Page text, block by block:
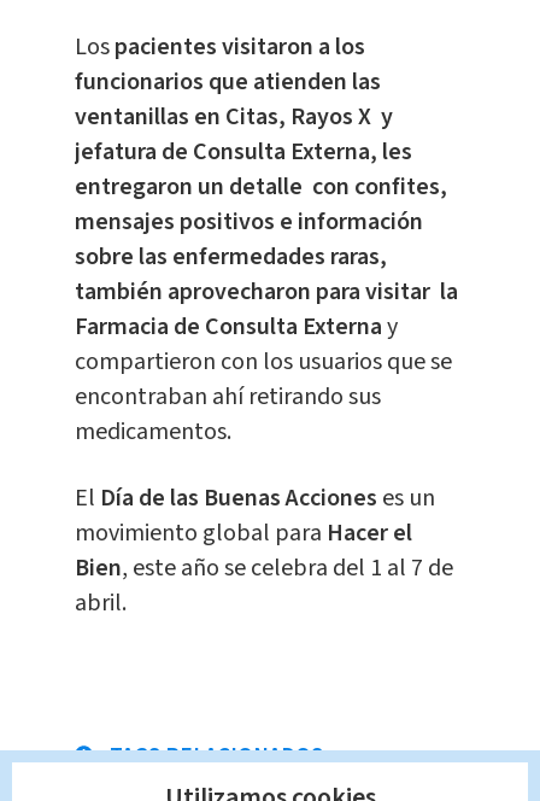
Lospacientes visitaron a los
funcionarios que atienden las
ventanillas en Citas, Rayos X y
jefatura de Consulta Externa, les
entregaron un detalle con confites,
mensajes positivos e información
sobre las enfermedades raras,
también aprovecharon para visitar la
Farmacia de Consulta Externay
compartieron con los usuarios que se
encontraban ahí retirando sus
medicamentos.
El Día de las Buenas Acciones es un
movimiento global para Hacer el
Bien, este año se celebra del 1 al 7 de
abril.
TAGS RELACIONADOS: